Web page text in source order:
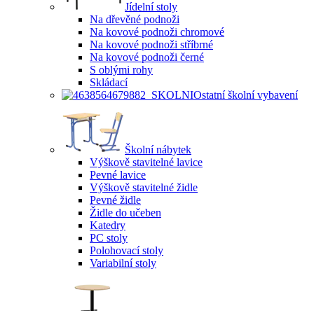
Jídelní stoly
Na dřevěné podnoži
Na kovové podnoži chromové
Na kovové podnoži stříbrné
Na kovové podnoži černé
S oblými rohy
Skládací
Ostatní školní vybavení
Školní nábytek
Výškově stavitelné lavice
Pevné lavice
Výškově stavitelné židle
Pevné židle
Židle do učeben
Katedry
PC stoly
Polohovací stoly
Variabilní stoly